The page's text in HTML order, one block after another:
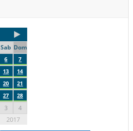
Sab Dom
6
7
13
14
20
21
27
28
3 4
2017